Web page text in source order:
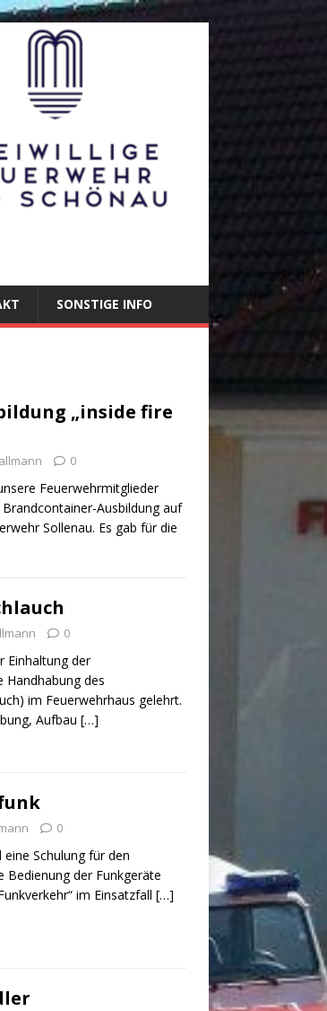
SONSTIGE INFO
„inside fire
0
Feuerwehrmitglieder
Ausbildung auf
Sollenau. Es gab für die
0
Einhaltung der
Handhabung des
im Feuerwehrhaus gelehrt.
Aufbau […]
0
Schulung für den
Bedienung der Funkgeräte
im Einsatzfall […]